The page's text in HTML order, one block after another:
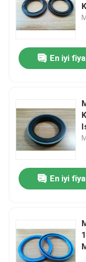
En iyi
En iyi